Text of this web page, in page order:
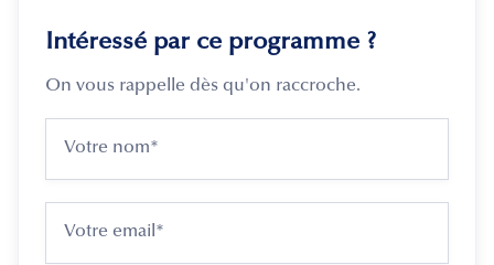
Intéressé par ce programme ?
On vous rappelle dès qu'on raccroche.